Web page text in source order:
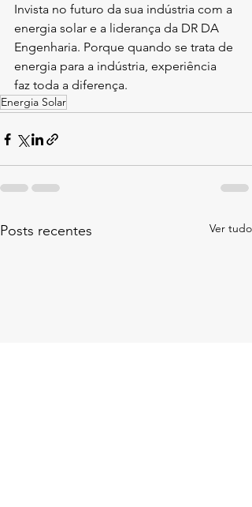
Invista no futuro da sua indústria com a
energia solar e a liderança da DR DA
Engenharia. Porque quando se trata de
energia para a indústria, experiência
faz toda a diferença.
Energia Solar
Posts recentes Ver tudo